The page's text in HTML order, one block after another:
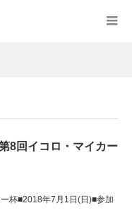
8回イコロ・マイカー
杯■2018年7月1日(日)■参加